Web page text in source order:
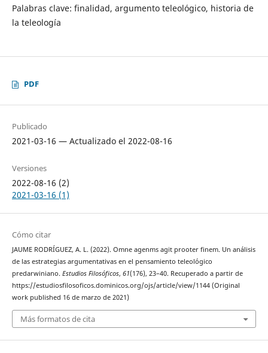
Palabras clave: finalidad, argumento teleológico, historia de
la teleología
PDF
Publicado
2021-03-16 — Actualizado el 2022-08-16
Versiones
2022-08-16 (2)
2021-03-16 (1)
Cómo citar
JAUME RODRÍGUEZ, A. L. (2022). Omne agenms agit prooter finem. Un análisis
de las estrategias argumentativas en el pensamiento teleológico
predarwiniano. Estudios Filosóficos, 61(176), 23–40. Recuperado a partir de
https://estudiosfilosoficos.dominicos.org/ojs/article/view/1144 (Original
work published 16 de marzo de 2021)
Más formatos de cita